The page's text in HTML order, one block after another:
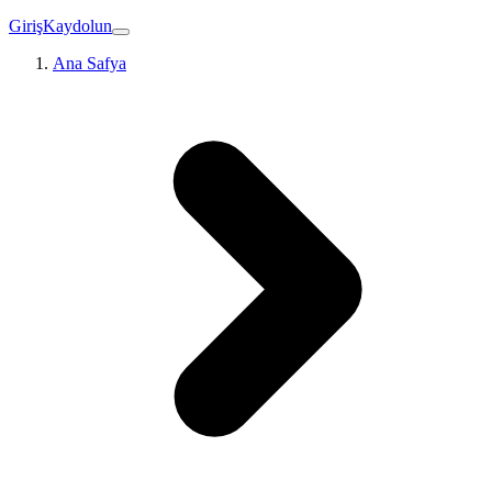
GirişKaydolun
Ana Safya